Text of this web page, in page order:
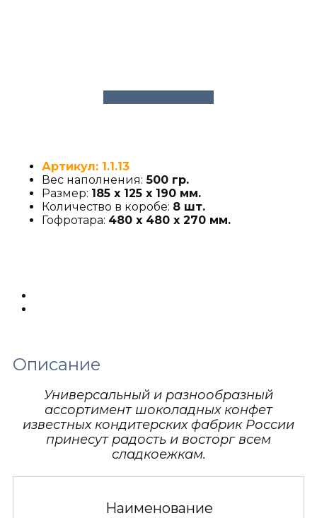
Артикул: 1.1.13
Вес наполнения: 500 гр.
Размер: 185 х 125 х 190 мм.
Количество в коробе: 8 шт.
Гофротара: 480 х 480 х 270 мм.
Описание
Универсальный и разнообразный
ассортимент шоколадных конфет
известных кондитерских фабрик России
принесут радость и восторг всем
сладкоежкам.
Наименование